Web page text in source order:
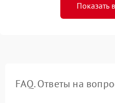
Показать
FAQ. Ответы на